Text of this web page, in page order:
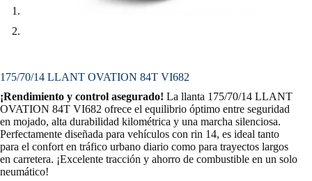
175/70/14 LLANT OVATION 84T VI682
¡Rendimiento y control asegurado! La llanta 175/70/14 LLANT
OVATION 84T VI682 ofrece el equilibrio óptimo entre seguridad
en mojado, alta durabilidad kilométrica y una marcha silenciosa.
Perfectamente diseñada para vehículos con rin 14, es ideal tanto
para el confort en tráfico urbano diario como para trayectos largos
en carretera. ¡Excelente tracción y ahorro de combustible en un solo
neumático!